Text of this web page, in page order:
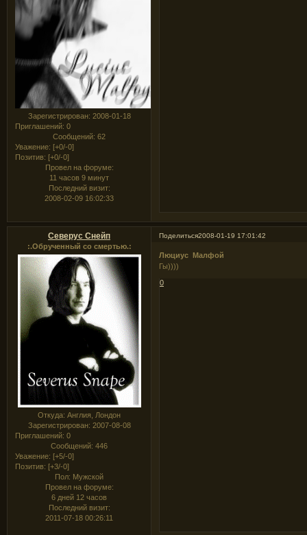
Зарегистрирован: 2008-01-18
Приглашений: 0
Сообщений: 62
Уважение: [+0/-0]
Позитив: [+0/-0]
Провел на форуме:
11 часов 9 минут
Последний визит:
2008-02-09 16:02:33
Поделиться2008-01-19 17:01:42
Северус Снейп
:.Обрученный со смертью.:
Откуда: Англия, Лондон
Зарегистрирован: 2007-08-08
Приглашений: 0
Сообщений: 446
Уважение: [+5/-0]
Позитив: [+3/-0]
Пол: Мужской
Провел на форуме:
6 дней 12 часов
Последний визит:
2011-07-18 00:26:11
Люциус Малфой
Гы))))
0